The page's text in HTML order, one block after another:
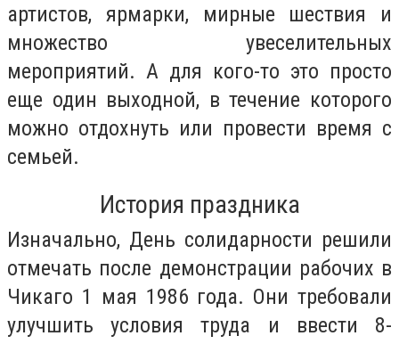
артистов, ярмарки, мирные шествия и
множество увеселительных
мероприятий. А для кого-то это просто
еще один выходной, в течение которого
можно отдохнуть или провести время с
семьей.
История праздника
Изначально, День солидарности решили
отмечать после демонстрации рабочих в
Чикаго 1 мая 1986 года. Они требовали
улучшить условия труда и ввести 8-